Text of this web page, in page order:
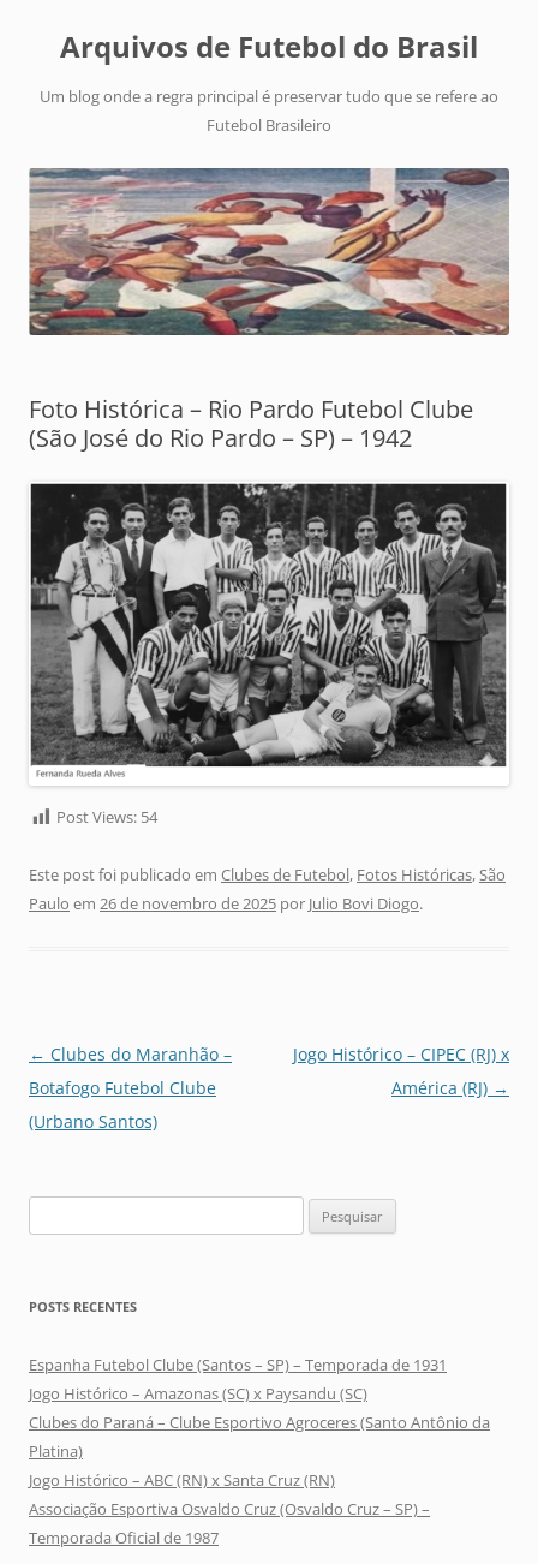
Arquivos de Futebol do Brasil
Um blog onde a regra principal é preservar tudo que se refere ao
Futebol Brasileiro
Foto Histórica – Rio Pardo Futebol Clube
(São José do Rio Pardo – SP) – 1942
Post Views: 54
Este post foi publicado em Clubes de Futebol, Fotos Históricas,São
Paulo em 26 de novembro de 2025 por Julio Bovi Diogo.
Navegação
de
posts
← Clubes do Maranhão –
Botafogo Futebol Clube
(Urbano Santos)
Jogo Histórico – CIPEC (RJ) x
América (RJ) →
por:
POSTS RECENTES
Espanha Futebol Clube (Santos – SP) – Temporada de 1931
Jogo Histórico – Amazonas (SC) x Paysandu (SC)
Clubes do Paraná – Clube Esportivo Agroceres (Santo Antônio da
Platina)
Jogo Histórico – ABC (RN) x Santa Cruz (RN)
Associação Esportiva Osvaldo Cruz (Osvaldo Cruz – SP) –
Temporada Oficial de 1987